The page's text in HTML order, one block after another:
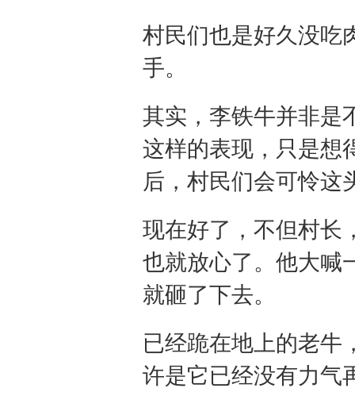
村民们也是好久没吃
手。
其实，李铁牛并非是
这样的表现，只是想
后，村民们会可怜这
现在好了，不但村长
也就放心了。他大喊
就砸了下去。
已经跪在地上的老牛
许是它已经没有力气